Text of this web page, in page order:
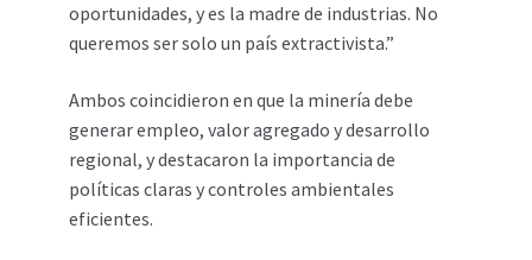
oportunidades, y es la madre de industrias. No
queremos ser solo un país extractivista.”
Ambos coincidieron en que la minería debe
generar empleo, valor agregado y desarrollo
regional, y destacaron la importancia de
políticas claras y controles ambientales
eficientes.